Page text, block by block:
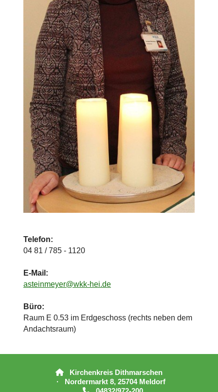
Telefon:
04 81 / 785 - 1120
E-Mail:
asteinmeyer@wkk-hei.de
Büro:
Raum E 0.53 im Erdgeschoss (rechts neben dem
Andachtsraum)
 Kirchenkreis Dithmarschen
· Nordermarkt 8, 25704 Meldorf